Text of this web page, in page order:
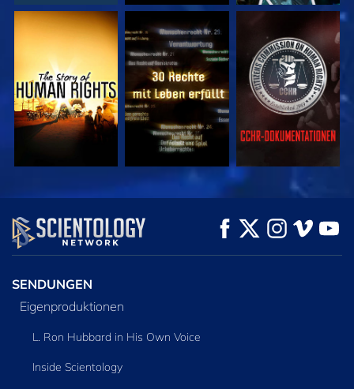
ANSEHEN ANSEHEN ANSEHEN
ANSEHEN
SERIE
ENTDECKEN
SENDUNGEN
Eigenproduktionen
L. Ron Hubbard in His Own Voice
Inside Scientology